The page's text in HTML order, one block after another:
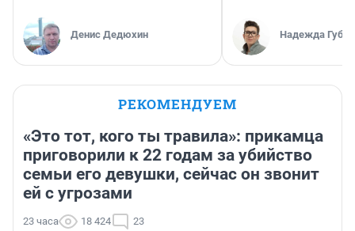
Денис Дедюхин Надежда
РЕКОМЕНДУЕМ
«Это тот, кого ты травила»: прикамца
приговорили к 22 годам за убийство
семьи его девушки, сейчас он звонит
ей с угрозами
23 часа 18 424 23